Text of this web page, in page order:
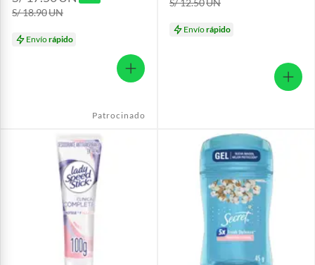
S/ 18.90UN
Envíorápido
Patrocinado
S/ 12.50UN
Envíorápido